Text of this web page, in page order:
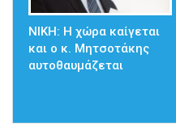
ΝΙΚΗ: Η χώρα καίγεται
και ο κ. Μητσοτάκης
αυτοθαυμάζεται